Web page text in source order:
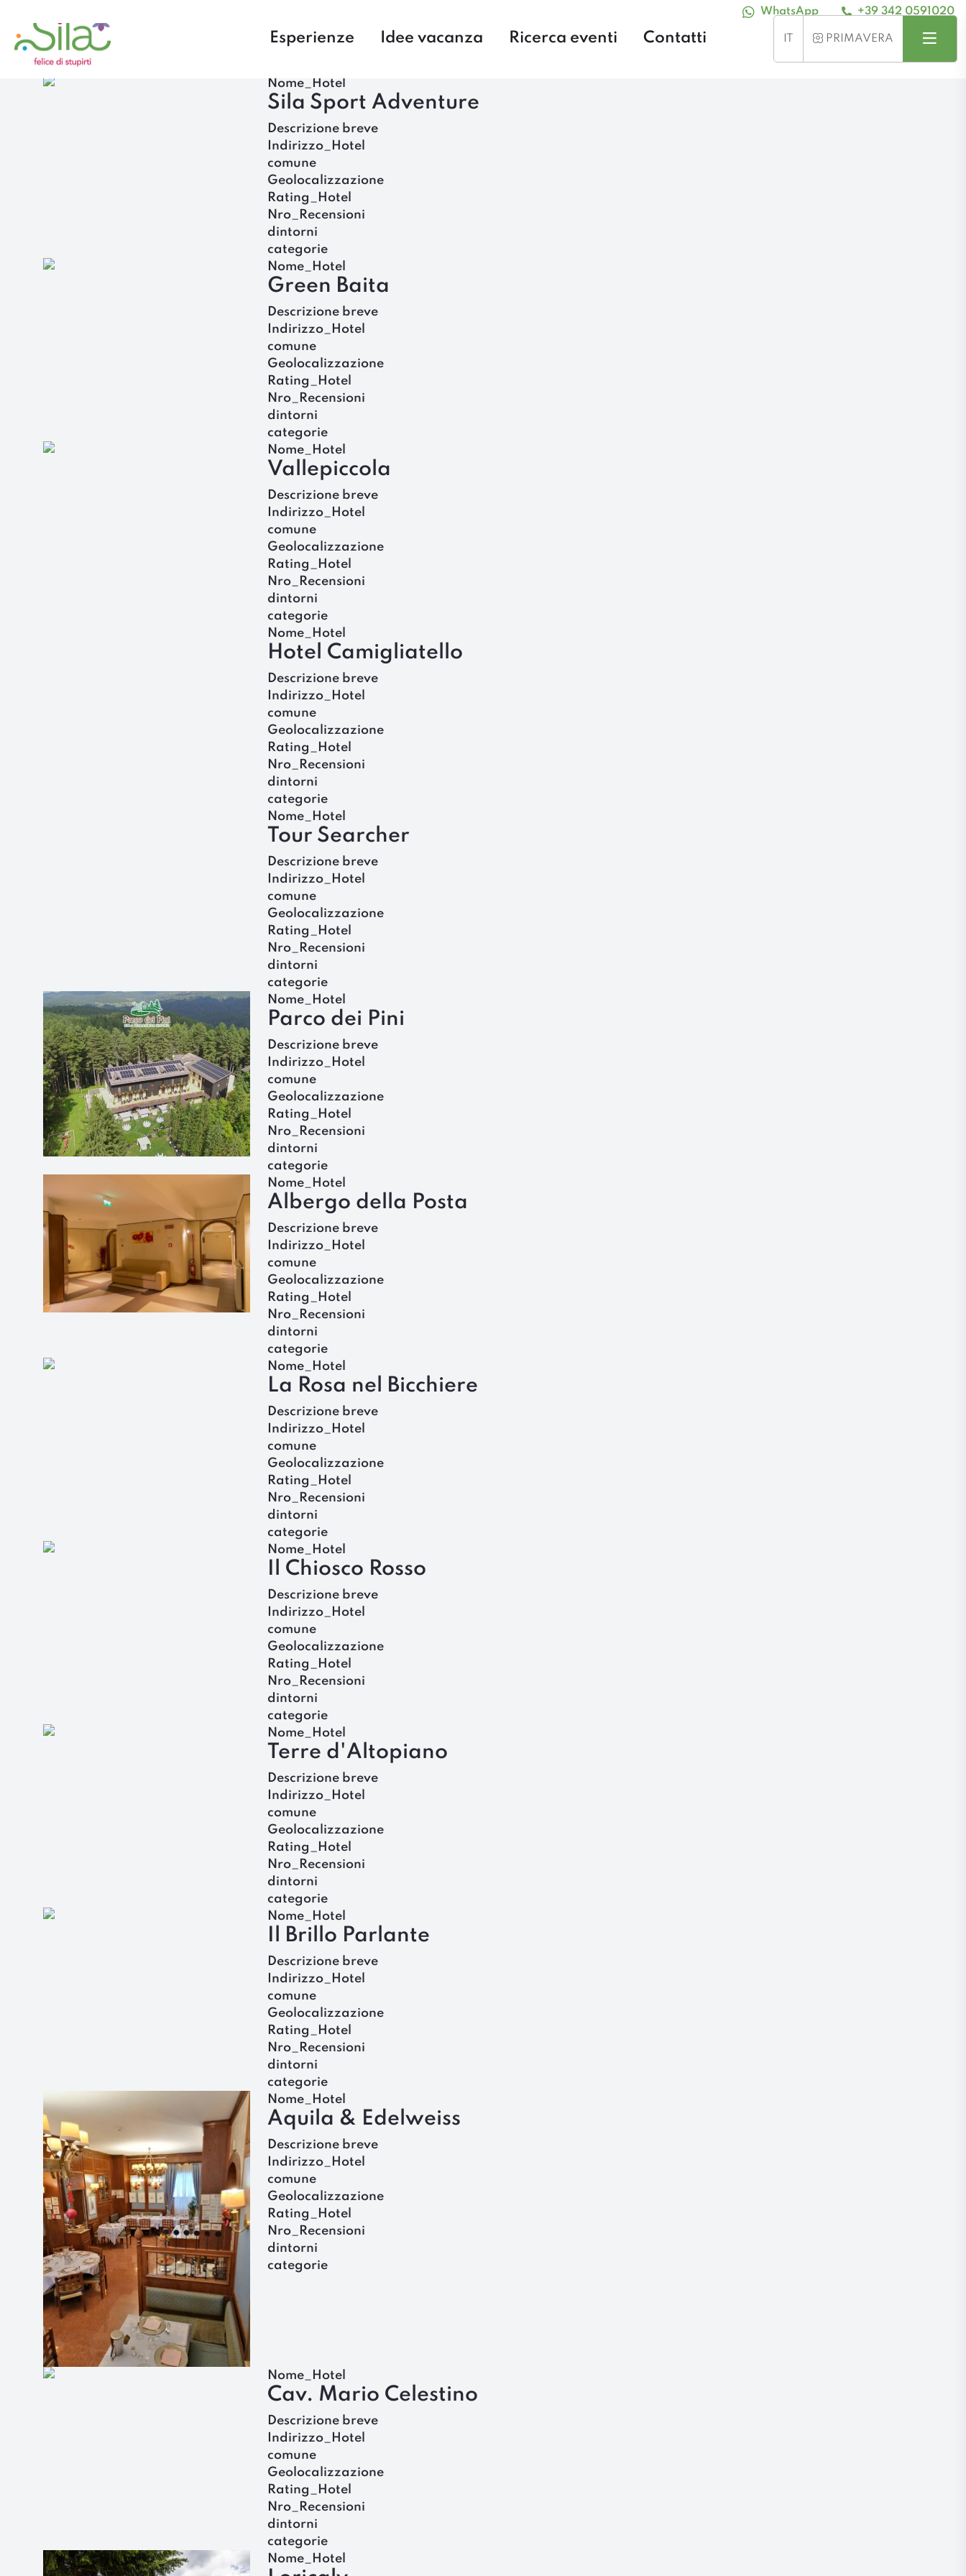
WhatsApp +39 342 0591020
Esperienze Idee vacanza Ricerca eventi Contatti IT STAGIONE
PRIMAVERA Menu
Nome_Hotel
Sila Sport Adventure
Descrizione breve
Indirizzo_Hotel
comune
Geolocalizzazione
Rating_Hotel
Nro_Recensioni
dintorni
categorie
Nome_Hotel
Green Baita
Descrizione breve
Indirizzo_Hotel
comune
Geolocalizzazione
Rating_Hotel
Nro_Recensioni
dintorni
categorie
Nome_Hotel
Vallepiccola
Descrizione breve
Indirizzo_Hotel
comune
Geolocalizzazione
Rating_Hotel
Nro_Recensioni
dintorni
categorie
Nome_Hotel
Hotel Camigliatello
Descrizione breve
Indirizzo_Hotel
comune
Geolocalizzazione
Rating_Hotel
Nro_Recensioni
dintorni
categorie
Nome_Hotel
Tour Searcher
Descrizione breve
Indirizzo_Hotel
comune
Geolocalizzazione
Rating_Hotel
Nro_Recensioni
dintorni
categorie
Nome_Hotel
Parco dei Pini
Descrizione breve
Indirizzo_Hotel
comune
Geolocalizzazione
Rating_Hotel
Nro_Recensioni
dintorni
categorie
Nome_Hotel
Albergo della Posta
Descrizione breve
Indirizzo_Hotel
comune
Geolocalizzazione
Rating_Hotel
Nro_Recensioni
dintorni
categorie
Nome_Hotel
La Rosa nel Bicchiere
Descrizione breve
Indirizzo_Hotel
comune
Geolocalizzazione
Rating_Hotel
Nro_Recensioni
dintorni
categorie
Nome_Hotel
Il Chiosco Rosso
Descrizione breve
Indirizzo_Hotel
comune
Geolocalizzazione
Rating_Hotel
Nro_Recensioni
dintorni
categorie
Nome_Hotel
Terre d'Altopiano
Descrizione breve
Indirizzo_Hotel
comune
Geolocalizzazione
Rating_Hotel
Nro_Recensioni
dintorni
categorie
Nome_Hotel
Il Brillo Parlante
Descrizione breve
Indirizzo_Hotel
comune
Geolocalizzazione
Rating_Hotel
Nro_Recensioni
dintorni
categorie
Nome_Hotel
Aquila & Edelweiss
Descrizione breve
Indirizzo_Hotel
comune
Geolocalizzazione
Rating_Hotel
Nro_Recensioni
dintorni
categorie
Nome_Hotel
Cav. Mario Celestino
Descrizione breve
Indirizzo_Hotel
comune
Geolocalizzazione
Rating_Hotel
Nro_Recensioni
dintorni
categorie
Nome_Hotel